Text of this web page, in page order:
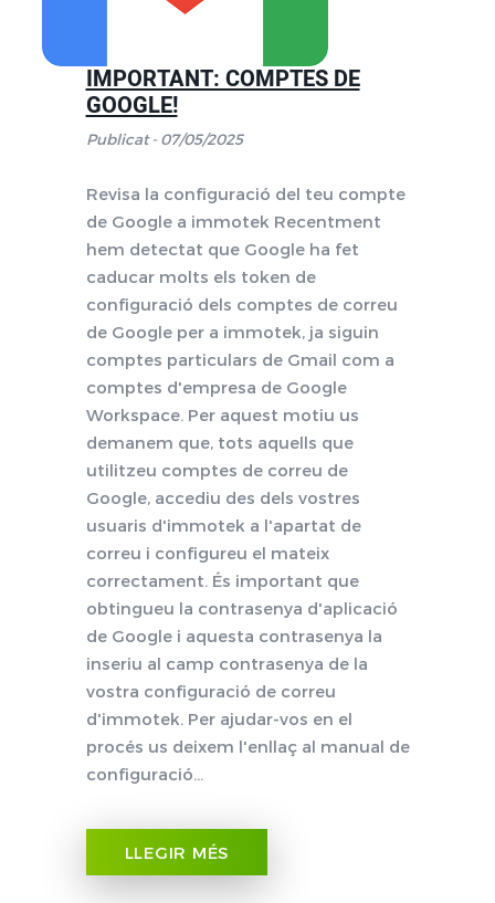
IMPORTANT: COMPTES DE
GOOGLE!
Publicat - 07/05/2025
Revisa la configuració del teu compte
de Google a immotek Recentment
hem detectat que Google ha fet
caducar molts els token de
configuració dels comptes de correu
de Google per a immotek, ja siguin
comptes particulars de Gmail com a
comptes d'empresa de Google
Workspace. Per aquest motiu us
demanem que, tots aquells que
utilitzeu comptes de correu de
Google, accediu des dels vostres
usuaris d'immotek a l'apartat de
correu i configureu el mateix
correctament. És important que
obtingueu la contrasenya d'aplicació
de Google i aquesta contrasenya la
inseriu al camp contrasenya de la
vostra configuració de correu
d'immotek. Per ajudar-vos en el
procés us deixem l'enllaç al manual de
configuració...
LLEGIR MÉS